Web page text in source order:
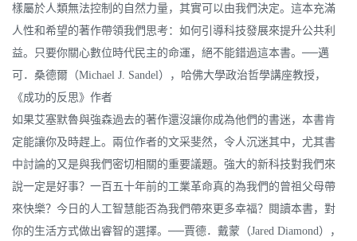
樣屬於人類無法控制的自然力量，其實可以由我們決定。這本充滿
人性和希望的著作帶領我們思考：如何引導科技發展來提升公共利
益。只要你關心數位時代民主的命運，絕不能錯過這本書。──邁
可．桑德爾（Michael J. Sandel），哈佛大學政治哲學講座教授，
《成功的反思》作者
如果艾塞默魯與強森過去的著作還沒讓你成為他們的書迷，本書肯
定能讓你及時趕上。兩位作者的文采斐然，令人沉迷其中，尤其書
中討論的又是與我們密切相關的重要議題。強大的新科技對我們來
說一定是好事？一百五十年前的工業革命真的為我們的曾祖父母帶
來快樂？今日的人工智慧能否為我們帶來更多幸福？閱讀本書，對
你的生活方式做出睿智的選擇。──賈德．戴蒙（Jared Diamond），